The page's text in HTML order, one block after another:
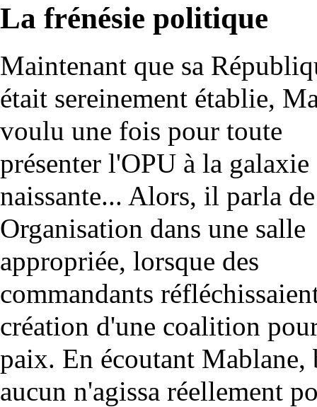
La frénésie politique
Maintenant que sa
était sereinement établie,
voulu une fois pour toute
présenter l'OPU à la galaxie
naissante... Alors, il parla
Organisation dans une salle
appropriée, lorsque des
commandants
création d'une coalition
paix. En écoutant Mablane,
aucun n'agissa réellement